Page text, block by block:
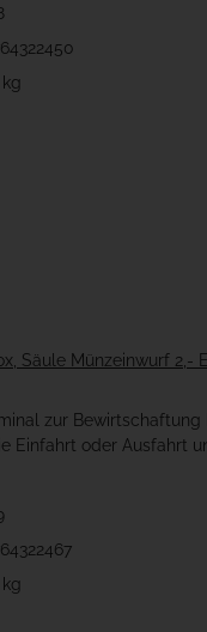
Säule Münzeinwurf 2,-
zur Bewirtschaftung
Einfahrt oder Ausfahrt